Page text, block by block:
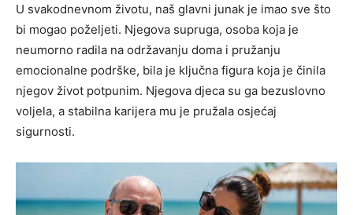
U svakodnevnom životu, naš glavni junak je imao sve što
bi mogao poželjeti. Njegova supruga, osoba koja je
neumorno radila na održavanju doma i pružanju
emocionalne podrške, bila je ključna figura koja je činila
njegov život potpunim. Njegova djeca su ga bezuslovno
voljela, a stabilna karijera mu je pružala osjećaj
sigurnosti.